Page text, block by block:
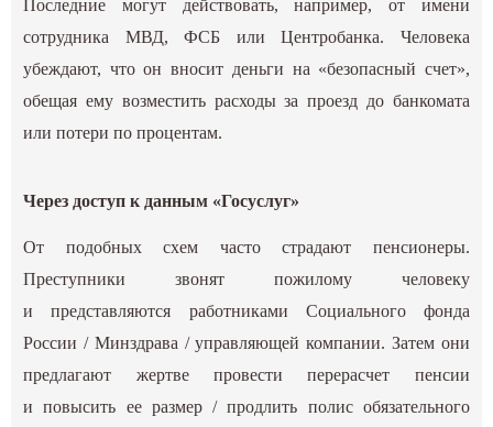
Последние могут действовать, например, от имени
сотрудника МВД, ФСБ или Центробанка. Человека
убеждают, что он вносит деньги на «безопасный счет»,
обещая ему возместить расходы за проезд до банкомата
или потери по процентам.
Через доступ к данным «Госуслуг»
От подобных схем часто страдают пенсионеры.
Преступники звонят пожилому человеку
и представляются работниками Социального фонда
России / Минздрава / управляющей компании. Затем они
предлагают жертве провести перерасчет пенсии
и повысить ее размер / продлить полис обязательного